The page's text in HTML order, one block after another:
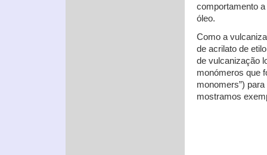
comportamento
óleo.
Como a
de acrilato de
de vulcanização
monómeros que
monomers”)
mostramos